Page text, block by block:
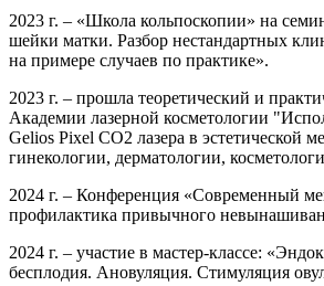
2023 г. – «Школа кольпоскопии» на
шейки матки. Разбор нестандартных
на примере случаев по практике».
2023 г. – прошла теоретический и
Академии лазерной косметологии
Gelios Pixel CO2 лазера в эстетической
гинекологии, дерматологии,
2024 г. – Конференция «Современный
профилактика привычного
2024 г. – участие в мастер-классе:
бесплодия. Ановуляция. Стимуляция